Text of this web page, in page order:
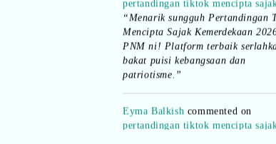
Mencipta Sajak Kemerdekaan
PNM ni! Platform terbaik
bakat puisi kebangsaan dan
patriotisme.”
“Menarik..tapi lama tak
rasa kurang ideanya.”